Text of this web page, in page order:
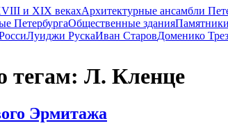
и XIX векахАрхитектурные ансамбли
ПетербургаОбщественные здания
Луиджи РускаИван СтаровДоменико
тегам: Л. Кленце
Эрмитажа